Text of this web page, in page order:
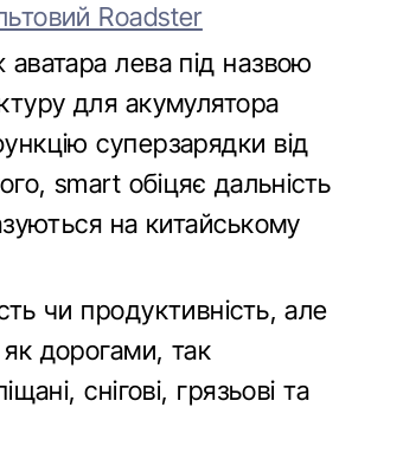
Roadster
лева під назвою
для акумулятора
суперзарядки від
smart обіцяє дальність
на китайському
чи продуктивність, але
дорогами, так
снігові, грязьові та